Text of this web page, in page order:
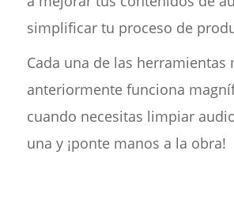
simplificar tu proceso de
Cada una de las herramientas
anteriormente funciona
cuando necesitas limpiar
una y ¡ponte manos a la obra!